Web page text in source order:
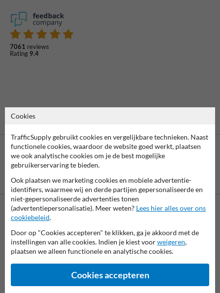
7061 reviews
Rating 9.4
is mogelijk
Neem contact op met onze productspecialist Igor!
We zijn vandaag tot 17.00 telefonisch bereikbaar voor
al je vragen over onze producten en diensten.
038-7920070 bereikbaar tot 17.00
Chat met ons online
Cookies
TrafficSupply gebruikt cookies en vergelijkbare technieken. Naast
functionele cookies, waardoor de website goed werkt, plaatsen
we ook analytische cookies om je de best mogelijke
gebruikerservaring te bieden.
Ook plaatsen we marketing cookies en mobiele advertentie-
identifiers, waarmee wij en derde partijen gepersonaliseerde en
niet-gepersonaliseerde advertenties tonen
(advertentiepersonalisatie). Meer weten? Lees hier alles over ons
cookiebeleid.
Door op "Cookies accepteren" te klikken, ga je akkoord met de
instellingen van alle cookies. Indien je kiest voorweigeren,
plaatsen we alleen functionele en analytische cookies.
Cookies accepteren